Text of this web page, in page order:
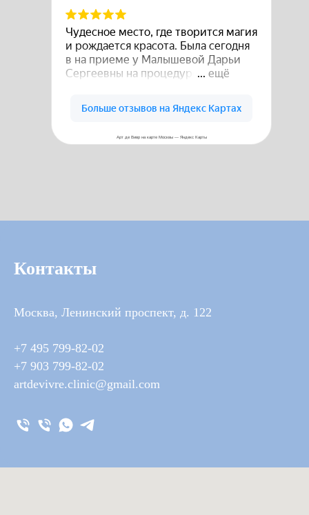
Арт де Вивр на карте Москвы — Яндекс Карты
Контакты
Москва, Ленинский проспект, д. 122
+7 495 799-82-02
+7 903 799-82-02
artdevivre.clinic@gmail.com